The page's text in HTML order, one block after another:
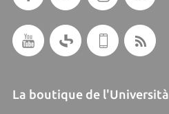
La boutique de l'Università